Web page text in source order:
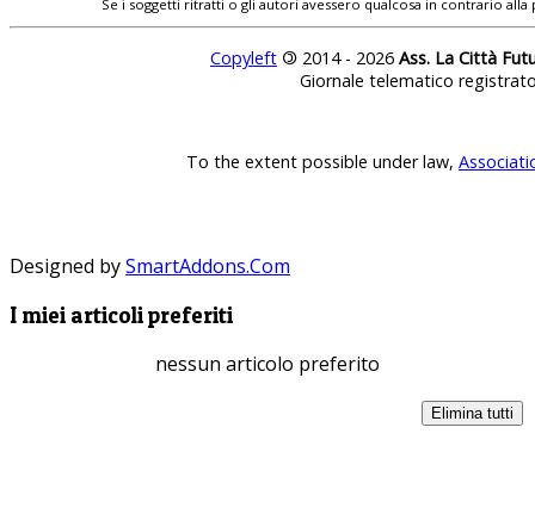
Se i soggetti ritratti o gli autori avessero qualcosa in contrario
Copyleft © 2014 - 2026 Ass. La Città
Giornale telematico
To the extent possible under law,
Designed bySmartAddons.Com
I miei articoli preferiti
nessun articolo preferito